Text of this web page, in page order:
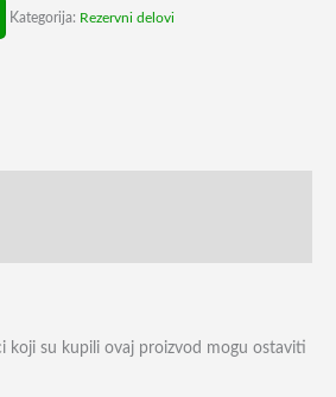
Kategorija: Rezervni delovi
koji su kupili ovaj proizvod mogu ostaviti